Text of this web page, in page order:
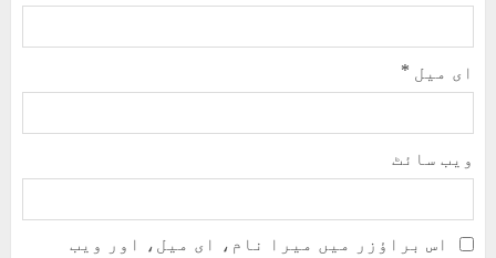
ای میل *
ویب‌ سائٹ
اس براؤزر میں میرا نام، ای میل، اور ویب